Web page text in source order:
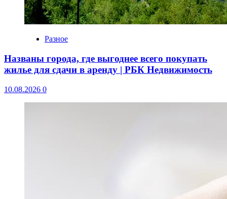
Разное
Названы города, где выгоднее всего покупать
жилье для сдачи в аренду | РБК Недвижимость
10.08.2026 0